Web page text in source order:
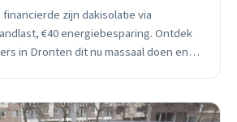
zijn dakisolatie via
€40 energiebesparing. Ontdek
in Dronten dit nu massaal doen en